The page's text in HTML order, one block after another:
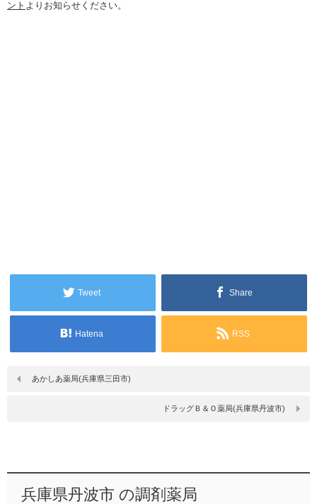
ント よりお知らせください。
Tweet Share
Hatena RSS
あかしあ薬局(兵庫県三田市)
ドラッグＢ＆Ｏ薬局(兵庫県丹波市)
兵庫県丹波市 の調剤薬局